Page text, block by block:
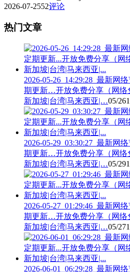
2026-07-2552评论
热门文章
2026-05-26_14:29:28_最新网
期更新…开放免费分享（网络
新加坡|台湾|马来西亚|…05/26
2026-05-29_03:30:27_最新网
期更新…开放免费分享（网络
新加坡|台湾|马来西亚|…05/29
2026-05-27_01:29:46_最新网
期更新…开放免费分享（网络
新加坡|台湾|马来西亚|…05/27
2026-06-01_06:29:28_最新网